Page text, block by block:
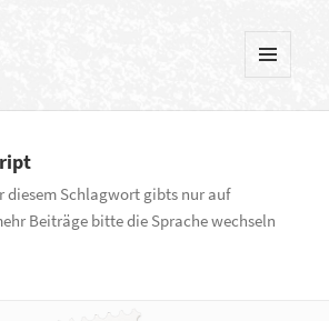
diesem Schlagwort gibts nur auf
Beiträge bitte die Sprache wechseln